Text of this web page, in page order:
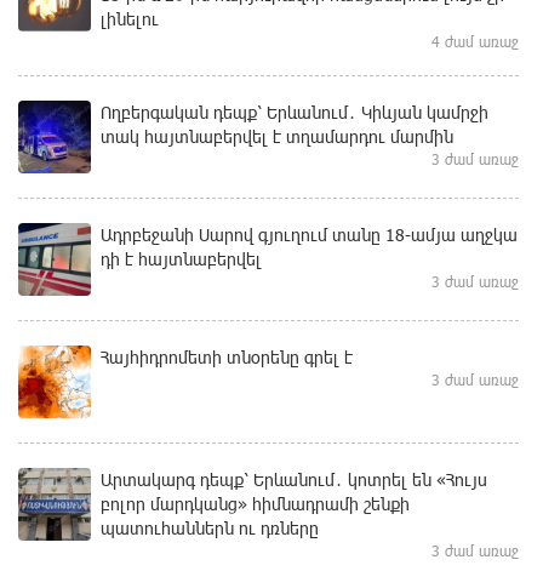
լինելու
4 ժամ առաջ
Ողբերգական դեպք՝ Երևանում․ Կիևյան կամրջի
տակ հայտնաբերվել է տղամարդու մարմին
3 ժամ առաջ
Ադրբեջանի Սարով գյուղում տանը 18-ամյա աղջկա
դի է հայտնաբերվել
3 ժամ առաջ
Հայհիդրոմետի տնօրենը գրել է
3 ժամ առաջ
Արտակարգ դեպք՝ Երևանում․ կոտրել են «Հույս
բոլոր մարդկանց» հիմնադրամի շենքի
պատուհաններն ու դռները
3 ժամ առաջ